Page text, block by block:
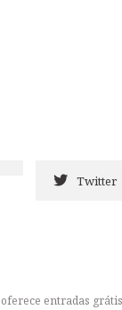
Twitter
entradas